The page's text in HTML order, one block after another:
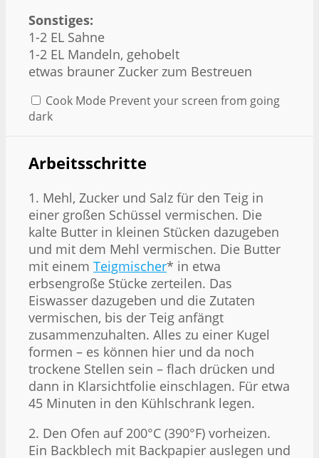
Sonstiges:
1-2 EL Sahne
1-2 EL Mandeln, gehobelt
etwas brauner Zucker zum Bestreuen
Cook Mode Prevent your screen from going
dark
Arbeitsschritte
1. Mehl, Zucker und Salz für den Teig in
einer großen Schüssel vermischen. Die
kalte Butter in kleinen Stücken dazugeben
und mit dem Mehl vermischen. Die Butter
mit einem Teigmischer* in etwa
erbsengroße Stücke zerteilen. Das
Eiswasser dazugeben und die Zutaten
vermischen, bis der Teig anfängt
zusammenzuhalten. Alles zu einer Kugel
formen – es können hier und da noch
trockene Stellen sein – flach drücken und
dann in Klarsichtfolie einschlagen. Für etwa
45 Minuten in den Kühlschrank legen.
2. Den Ofen auf 200°C (390°F) vorheizen.
Ein Backblech mit Backpapier auslegen und